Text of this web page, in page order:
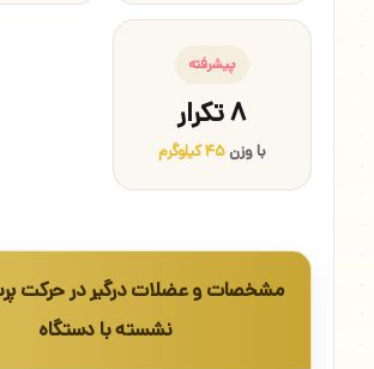
پیشرفته
۸ تکرار
با وزن۴۵ کیلوگرم
مشخصات و عضلات درگیر در حرکت
نشسته با دستگاه